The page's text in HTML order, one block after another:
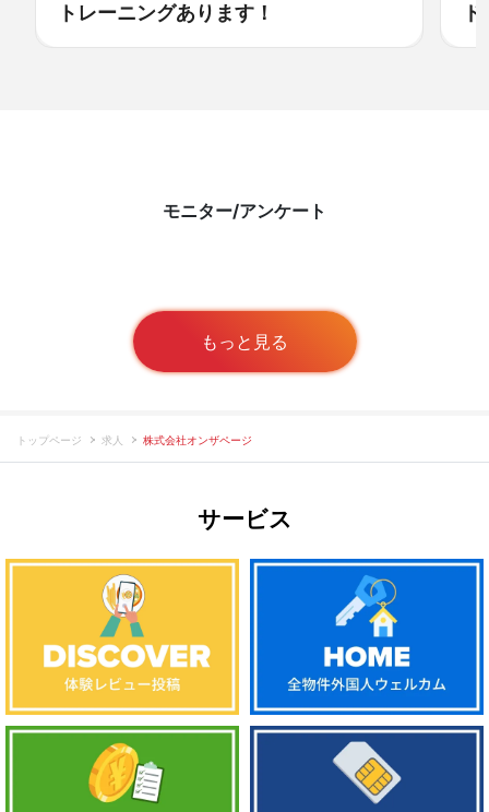
トレーニングあります！
モニター/アンケート
もっと見る
トップページ 求人 株式会社オンザページ
サービス